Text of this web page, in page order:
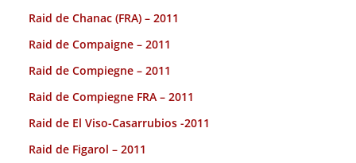
Raid de Chanac (FRA) – 2011
Raid de Compaigne – 2011
Raid de Compiegne – 2011
Raid de Compiegne FRA – 2011
Raid de El Viso-Casarrubios -2011
Raid de Figarol – 2011